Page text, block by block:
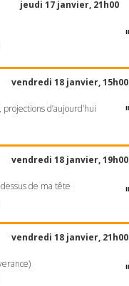
jeudi 17 janvier, 21h00
vendredi 18 janvier, 15h00
d’aujourd’hui
vendredi 18 janvier, 19h00
de ma tête
vendredi 18 janvier, 21h00